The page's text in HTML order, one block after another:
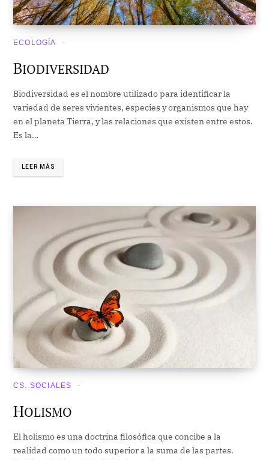
ECOLOGÍA
BIODIVERSIDAD
Biodiversidad es el nombre utilizado para identificar la
variedad de seres vivientes, especies y organismos que hay
en el planeta Tierra, y las relaciones que existen entre estos.
Es la…
LEER MÁS
CS. SOCIALES
HOLISMO
El holismo es una doctrina filosófica que concibe a la
realidad como un todo superior a la suma de las partes.